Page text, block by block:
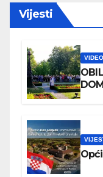
Vijesti
VIDEO